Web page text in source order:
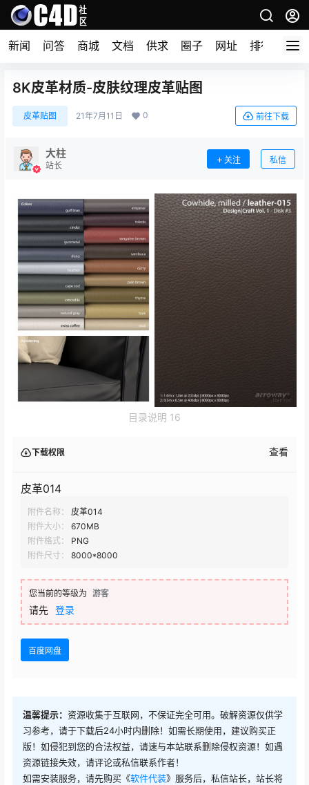
新闻 问答 商城 文档 供求 圈子 网址 排行榜
8K皮革材质-皮肤纹理皮革贴图
皮革贴图 21年7月11日 0 前往下载
大柱
站长
关注 私信
目录说明 16
下载权限 查看
皮革014
附件名称：
皮革014
附件大小：
670MB
附件格式：
PNG
附件尺寸：
8000*8000
您当前的等级为 游客
请先 登录
百度网盘
温馨提示： 资源收集于互联网，不保证完全可用。破解资源仅供学
习参考，请于下载后24小时内删除！如需长期使用，建议购买正
版！如侵犯到您的合法权益，请速与本站联系删除侵权资源！如遇
资源链接失效，请评论或私信联系作者！
如需安装服务，请先购买《软件代装》服务后，私信站长，站长将